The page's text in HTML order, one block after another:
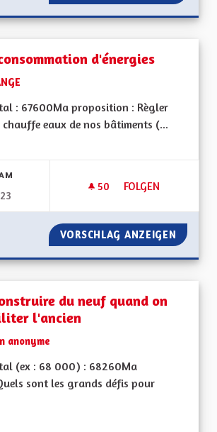
d'énergies
: 67600Ma proposition : Règler
chauffe eaux de nos bâtiments (...
50 50 FOLLOWER
FOLGEN
RÉDUIRE LA
VORSCHLAG ANZEIGEN
du neuf quand on
l'ancien
anonyme
(ex : 68 000) : 68260Ma
sont les grands défis pour